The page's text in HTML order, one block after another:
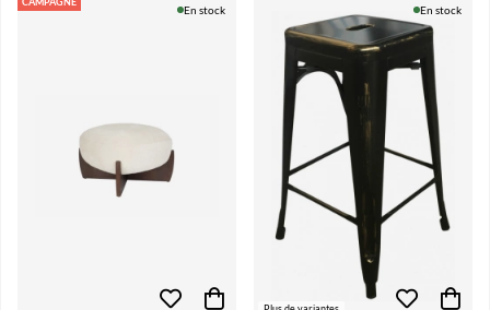
En stock En stock